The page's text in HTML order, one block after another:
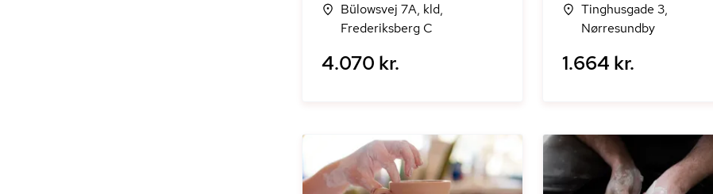
Bülowsvej 7A, kld,
Frederiksberg C
4.070 kr.
Tinghusgade 3,
Nørresundby
1.664 kr.